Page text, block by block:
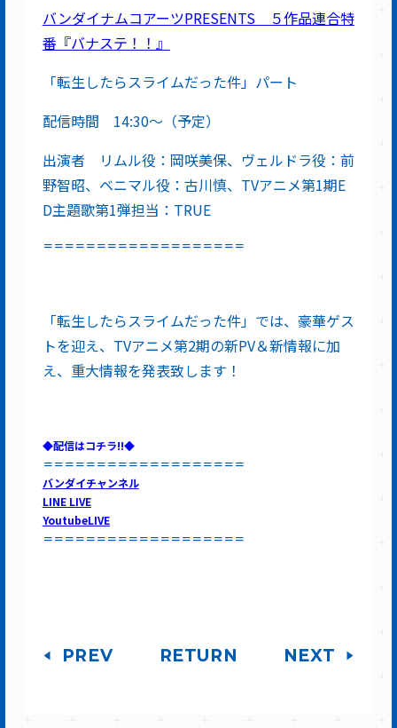
バンダイナムコアーツPRESENTS ５作品連合特
番『バナステ！！』
「転生したらスライムだった件」パート
配信時間 14:30～（予定）
出演者 リムル役：岡咲美保、ヴェルドラ役：前
野智昭、ベニマル役：古川慎、TVアニメ第1期E
D主題歌第1弾担当：TRUE
＝＝＝＝＝＝＝＝＝＝＝＝＝＝＝＝＝＝＝
「転生したらスライムだった件」では、豪華ゲス
トを迎え、TVアニメ第2期の新PV＆新情報に加
え、重大情報を発表致します！
◆配信はコチラ!!◆
＝＝＝＝＝＝＝＝＝＝＝＝＝＝＝＝＝＝＝
バンダイチャンネル
LINE LIVE
YoutubeLIVE
＝＝＝＝＝＝＝＝＝＝＝＝＝＝＝＝＝＝＝
PREV RETURN NEXT